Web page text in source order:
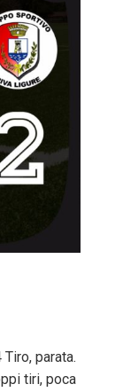
parata.
tiri, poca